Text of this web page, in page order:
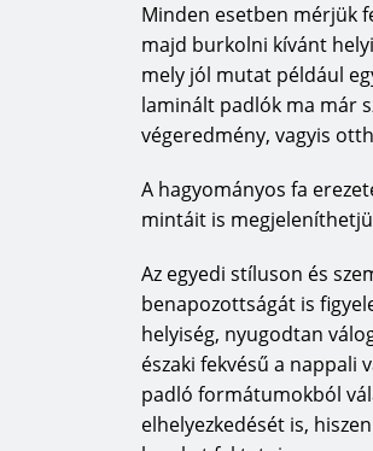
szeretnének. A
HARO gyár a
Tapasztalt
tudják biztosítani a
legjobb példát
szolgáltatóként
amelyek számolnak
többlet-
eredménye. A
olimpiai játékok
Önök közvetlen
szerzett
Minden esetben mérjük
majd burkolni kívánt
mely jól mutat például
laminált padlók ma már
végeredmény, vagyis
A hagyományos fa
mintáit is
Az egyedi stíluson és
benapozottságát is
helyiség, nyugodtan
északi fekvésű a nappali
padló formátumokból
elhelyezkedését is,